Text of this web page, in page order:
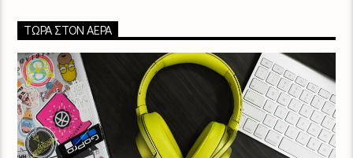
ΤΏΡΑ ΣΤΟΝ ΑΈΡΑ